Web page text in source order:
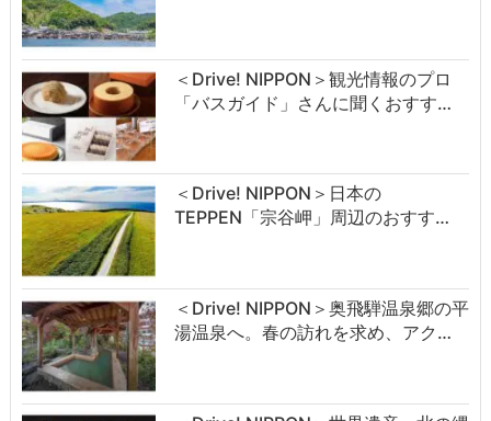
＜Drive! NIPPON＞観光情報のプロ
「バスガイド」さんに聞くおすす…
＜Drive! NIPPON＞日本の
TEPPEN「宗谷岬」周辺のおすす…
＜Drive! NIPPON＞奥飛騨温泉郷の平
湯温泉へ。春の訪れを求め、アク…